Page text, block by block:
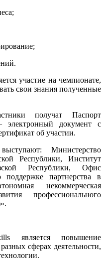
участие на чемпионате,
свои знания полученные
получат Паспорт
электронный документ с
об участии.
Министерство
Республики, Институт
Республики, Офис
партнерства в
некоммерческая
профессионального
является повышение
сферах деятельности,